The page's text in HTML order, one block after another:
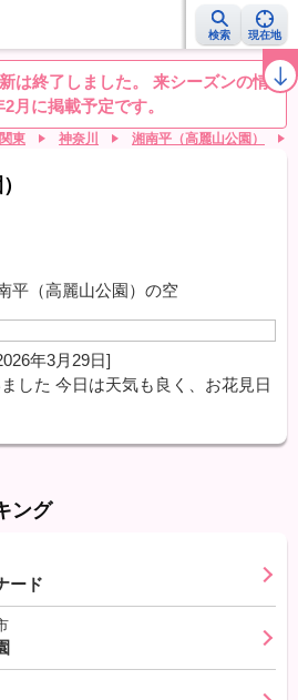
検索 現在地
桜開花予想NEWS お花見動画 目的別
は終了しました。 来シーズンの情報
月に掲載予定です。
関東 神奈川 湘南平（高麗山公園）
平（高麗山公園）の空
年3月29日]
した 今日は天気も良く、お花見日
ング
ード